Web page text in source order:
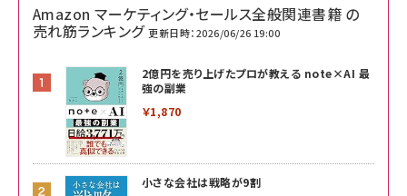
Amazon マーケティング・セールス全般関連書籍 の
売れ筋ランキング 更新日時：2026/06/26 19:00
2億円を売り上げたプロが教える note×AI 最
強の副業
￥1,870
小さな会社は戦略が9割